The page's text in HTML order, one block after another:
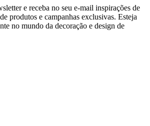
e receba no seu e-mail inspirações de
produtos e campanhas exclusivas. Esteja
no mundo da decoração e design de